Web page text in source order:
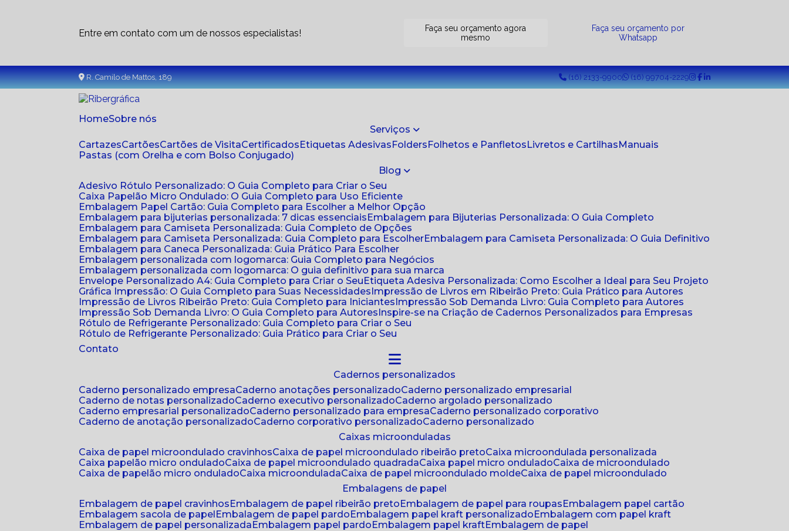
Entre em contato com um de nossos especialistas!
Faça seu orçamento agora
mesmo
Faça seu orçamento por
Whatsapp
R. Camilo de Mattos, 189 (16) 2133-9900 (16) 99704-2229
Home Sobre nós
Serviços
Cartazes
Cartões Cartões de Visita Certificados Etiquetas Adesivas Folders Folhetos e Panfletos Livretos e Cartilhas
Manuais
Pastas (com Orelha e com Bolso Conjugado)
Blog
Adesivo Rótulo Personalizado: O Guia Completo para Criar o Seu
Caixa Papelão Micro Ondulado: O Guia Completo para Uso Eficiente
Embalagem Papel Cartão: Guia Completo para Escolher a Melhor Opção
Embalagem para bijuterias personalizada: 7 dicas essenciais
Embalagem para Bijuterias Personalizada: O Guia Completo
Embalagem para Camiseta Personalizada: Guia Completo de Opções
Embalagem para Camiseta Personalizada: Guia Completo para Escolher
Embalagem para Camiseta Personalizada: O Guia Definitivo
Embalagem para Caneca Personalizada: Guia Prático Para Escolher
Embalagem personalizada com logomarca: Guia Completo para Negócios
Embalagem personalizada com logomarca: O guia definitivo para sua marca
Envelope Personalizado A4: Guia Completo para Criar o Seu
Etiqueta Adesiva Personalizada: Como Escolher a Ideal para Seu Projeto
Gráfica Impressão: O Guia Completo para Suas Necessidades Impressão de Livros em Ribeirão Preto: Guia Prático para Autores
Impressão de Livros Ribeirão Preto: Guia Completo para Iniciantes Impressão Sob Demanda Livro: Guia Completo para Autores
Impressão Sob Demanda Livro: O Guia Completo para Autores Inspire-se na Criação de Cadernos Personalizados para Empresas
Rótulo de Refrigerante Personalizado: Guia Completo para Criar o Seu
Rótulo de Refrigerante Personalizado: Guia Prático para Criar o Seu
Contato
cadernos personalizados
caderno personalizado empresa
caderno anotações personalizado
caderno personalizado empresarial
caderno de notas personalizado
caderno executivo personalizado
caderno argolado personalizado
caderno empresarial personalizado
caderno personalizado para empresa
caderno personalizado corporativo
caderno de anotação personalizado
caderno corporativo personalizado
caderno personalizado
caixas microonduladas
caixa de papel microondulado cravinhos
caixa de papel microondulado ribeirão preto
caixa microondulada personalizada
caixa papelão micro ondulado
caixa de papel microondulado quadrada caixa papel micro ondulado
caixa de microondulado
caixa de papelão micro ondulado
caixa microondulada caixa de papel microondulado molde
caixa de papel microondulado
embalagens de papel
embalagem de papel cravinhos
embalagem de papel ribeirão preto embalagem de papel para roupas
embalagem papel cartão
embalagem sacola de papel
embalagem de papel pardo embalagem papel kraft personalizado
embalagem com papel kraft
embalagem de papel personalizada
embalagem papel pardo embalagem papel kraft
embalagem de papel